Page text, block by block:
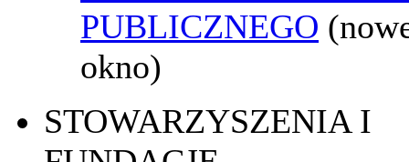
PUBLICZNEGO
okno)
STOWARZYSZENIA I